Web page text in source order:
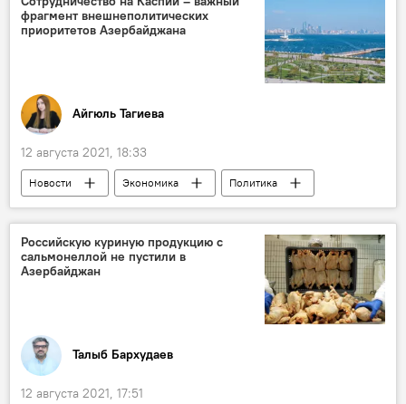
фрагмент внешнеполитических
приоритетов Азербайджана
Айгюль Тагиева
12 августа 2021, 18:33
Новости Экономика
Политика
Азербайджан
Пресс-центр
Каспийское море
Российскую куриную продукцию с
сальмонеллой не пустили в
Азербайджан
Талыб Бархудаев
12 августа 2021, 17:51